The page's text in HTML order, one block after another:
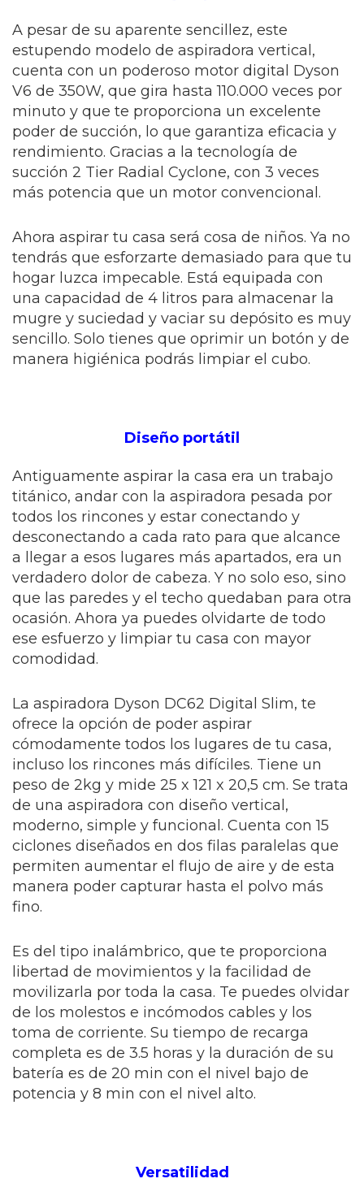
A pesar de su aparente sencillez, este
estupendo modelo de aspiradora vertical,
cuenta con un poderoso motor digital Dyson
V6 de 350W, que gira hasta 110.000 veces por
minuto y que te proporciona un excelente
poder de succión, lo que garantiza eficacia y
rendimiento. Gracias a la tecnología de
succión 2 Tier Radial Cyclone, con 3 veces
más potencia que un motor convencional.
Ahora aspirar tu casa será cosa de niños. Ya no
tendrás que esforzarte demasiado para que tu
hogar luzca impecable. Está equipada con
una capacidad de 4 litros para almacenar la
mugre y suciedad y vaciar su depósito es muy
sencillo. Solo tienes que oprimir un botón y de
manera higiénica podrás limpiar el cubo.
Diseño portátil
Antiguamente aspirar la casa era un trabajo
titánico, andar con la aspiradora pesada por
todos los rincones y estar conectando y
desconectando a cada rato para que alcance
a llegar a esos lugares más apartados, era un
verdadero dolor de cabeza. Y no solo eso, sino
que las paredes y el techo quedaban para otra
ocasión. Ahora ya puedes olvidarte de todo
ese esfuerzo y limpiar tu casa con mayor
comodidad.
La aspiradora Dyson DC62 Digital Slim, te
ofrece la opción de poder aspirar
cómodamente todos los lugares de tu casa,
incluso los rincones más difíciles. Tiene un
peso de 2kg y mide 25 x 121 x 20,5 cm. Se trata
de una aspiradora con diseño vertical,
moderno, simple y funcional. Cuenta con 15
ciclones diseñados en dos filas paralelas que
permiten aumentar el flujo de aire y de esta
manera poder capturar hasta el polvo más
fino.
Es del tipo inalámbrico, que te proporciona
libertad de movimientos y la facilidad de
movilizarla por toda la casa. Te puedes olvidar
de los molestos e incómodos cables y los
toma de corriente. Su tiempo de recarga
completa es de 3.5 horas y la duración de su
batería es de 20 min con el nivel bajo de
potencia y 8 min con el nivel alto.
Versatilidad